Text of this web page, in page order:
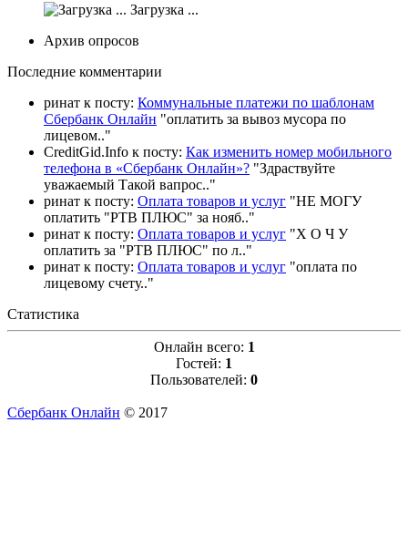
Загрузка ...
Архив опросов
Последние комментарии
ринат к посту: Коммунальные платежи по шаблонам
Сбербанк Онлайн "оплатить за вывоз мусора по
лицевом.."
CreditGid.Info к посту: Как изменить номер мобильного
телефона в «Сбербанк Онлайн»? "Здраствуйте
уважаемый Такой вапрос.."
ринат к посту: Оплата товаров и услуг "НЕ МОГУ
оплатить "РТВ ПЛЮС" за нояб.."
ринат к посту: Оплата товаров и услуг "Х О Ч У
оплатить за "РТВ ПЛЮС" по л.."
ринат к посту: Оплата товаров и услуг "оплата по
лицевому счету.."
Статистика
Онлайн всего: 1
Гостей: 1
Пользователей: 0
Сбербанк Онлайн © 2017